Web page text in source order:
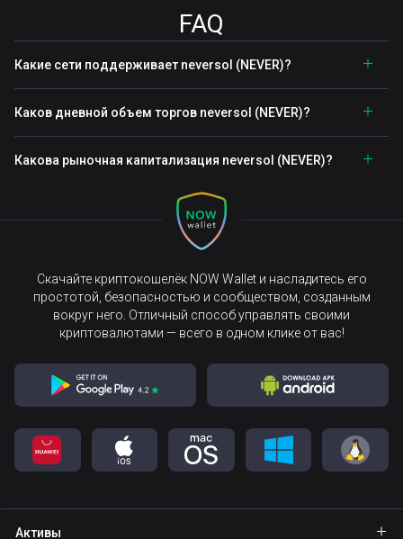
FAQ
Какие сети поддерживает neversol (NEVER)?
Каков дневной объем торгов neversol (NEVER)?
Какова рыночная капитализация neversol (NEVER)?
Скачайте криптокошелёк NOW Wallet и насладитесь его
простотой, безопасностью и сообществом, созданным
вокруг него. Отличный способ управлять своими
криптовалютами — всего в одном клике от вас!
Активы